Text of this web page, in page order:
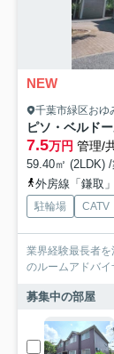
NEW
千葉市緑区おゆ
ピソ・ベルド
7.5万円 管理/
59.40㎡ (2LDK)
外房線「鎌取
駐輪場 CATV
業界経験最長者
のルームアドバイ
募集中の部屋